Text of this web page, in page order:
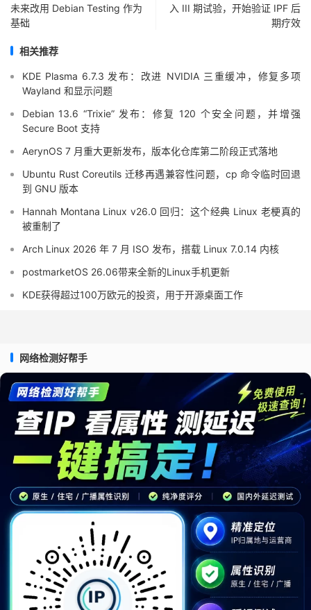
未来改用 Debian Testing 作为
基础
入 III 期试验，开始验证 IPF 后
期疗效
相关推荐
KDE Plasma 6.7.3 发布：改进 NVIDIA 三重缓冲，修复多项
Wayland 和显示问题
Debian 13.6 “Trixie” 发布：修复 120 个安全问题，并增强
Secure Boot 支持
AerynOS 7 月重大更新发布，版本化仓库第二阶段正式落地
Ubuntu Rust Coreutils 迁移再遇兼容性问题，cp 命令临时回退
到 GNU 版本
Hannah Montana Linux v26.0 回归：这个经典 Linux 老梗真的
被重制了
Arch Linux 2026 年 7 月 ISO 发布，搭载 Linux 7.0.14 内核
postmarketOS 26.06带来全新的Linux手机更新
KDE获得超过100万欧元的投资，用于开源桌面工作
网络检测好帮手